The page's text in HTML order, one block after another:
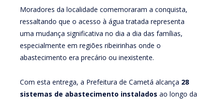
Moradores da localidade comemoraram a conquista,
ressaltando que o acesso à água tratada representa
uma mudança significativa no dia a dia das famílias,
especialmente em regiões ribeirinhas onde o
abastecimento era precário ou inexistente.
Com esta entrega, a Prefeitura de Cametá alcança 28
sistemas de abastecimento instalados ao longo da